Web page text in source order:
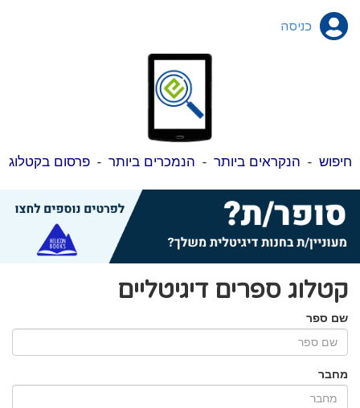
כניסה
חיפוש - הנקראים ביותר - הנמכרים ביותר -פרסום בקטלוג
קטלוג ספרים דיגיטליים
שם ספר
מחבר